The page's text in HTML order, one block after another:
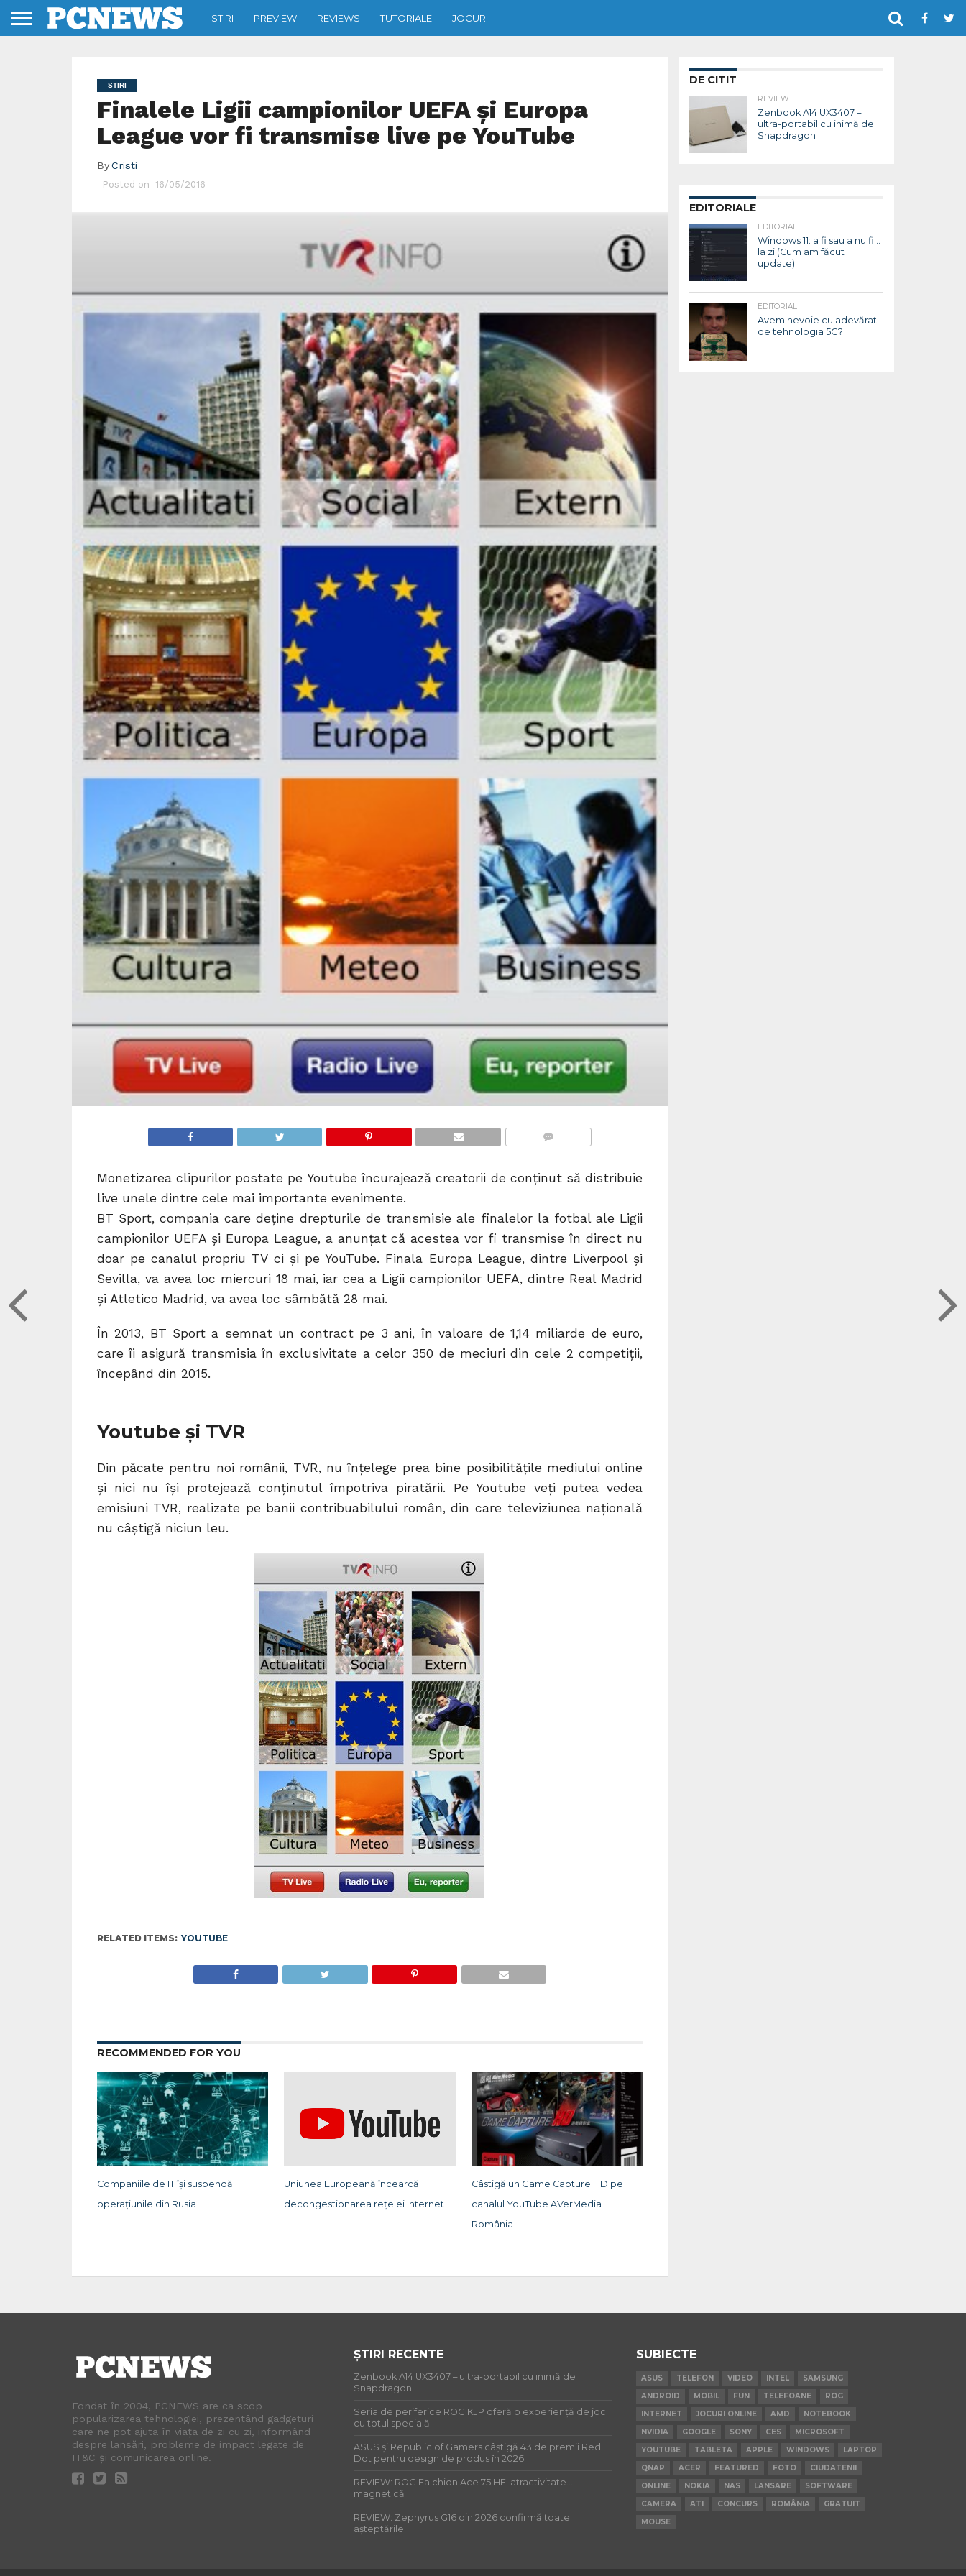
STIRI PREVIEW REVIEWS TUTORIALE JOCURI
STIRI
Finalele Ligii campionilor UEFA și Europa
League vor fi transmise live pe YouTube
By Cristi
Posted on 16/05/2016
Monetizarea clipurilor postate pe Youtube încurajează creatorii de conținut să distribuie
live unele dintre cele mai importante evenimente.
BT Sport, compania care deține drepturile de transmisie ale finalelor la fotbal ale Ligii
campionilor UEFA și Europa League, a anunțat că acestea vor fi transmise în direct nu
doar pe canalul propriu TV ci și pe YouTube. Finala Europa League, dintre Liverpool și
Sevilla, va avea loc miercuri 18 mai, iar cea a Ligii campionilor UEFA, dintre Real Madrid
și Atletico Madrid, va avea loc sâmbătă 28 mai.
În 2013, BT Sport a semnat un contract pe 3 ani, în valoare de 1,14 miliarde de euro,
care îi asigură transmisia în exclusivitate a celor 350 de meciuri din cele 2 competiții,
începând din 2015.
Youtube și TVR
Din păcate pentru noi românii, TVR, nu înțelege prea bine posibilitățile mediului online
și nici nu își protejează conținutul împotriva piratării. Pe Youtube veți putea vedea
emisiuni TVR, realizate pe banii contribuabilului român, din care televiziunea națională
nu câștigă niciun leu.
RELATED ITEMS: YOUTUBE
RECOMMENDED FOR YOU
Companiile de IT își suspendă
operațiunile din Rusia
Uniunea Europeană încearcă
decongestionarea rețelei Internet
Câstigă un Game Capture HD pe
canalul YouTube AVerMedia
România
DE CITIT
REVIEW
Zenbook A14 UX3407 –
ultra-portabil cu inimă de
Snapdragon
EDITORIALE
EDITORIAL
Windows 11: a fi sau a nu fi…
la zi (Cum am făcut
update)
EDITORIAL
Avem nevoie cu adevărat
de tehnologia 5G?
Fondat în 2004, PCNEWS are ca scop
popularizarea tehnologiei, prezentând gadgeturi
care ne pot ajuta în viața de zi cu zi, informând
despre lansări, probleme de impact legate de
IT&C și comunicarea online.
ȘTIRI RECENTE
Zenbook A14 UX3407 – ultra-portabil cu inimă de
Snapdragon
Seria de periferice ROG KJP oferă o experiență de joc
cu totul specială
ASUS și Republic of Gamers câștigă 43 de premii Red
Dot pentru design de produs în 2026
REVIEW: ROG Falchion Ace 75 HE: atractivitate…
magnetică
REVIEW: Zephyrus G16 din 2026 confirmă toate
așteptările
SUBIECTE
ASUS TELEFON VIDEO INTEL
SAMSUNG
ANDROID
MOBIL FUN TELEFOANE
ROG
INTERNET
JOCURI ONLINE AMD
NOTEBOOK
NVIDIA
GOOGLE SONY CES
MICROSOFT
YOUTUBE
TABLETA APPLE WINDOWS
LAPTOP
QNAP
ACER FEATURED FOTO
CIUDATENII
ONLINE
NOKIA NAS LANSARE
SOFTWARE
CAMERA
ATI CONCURS ROMÂNIA
GRATUIT
MOUSE